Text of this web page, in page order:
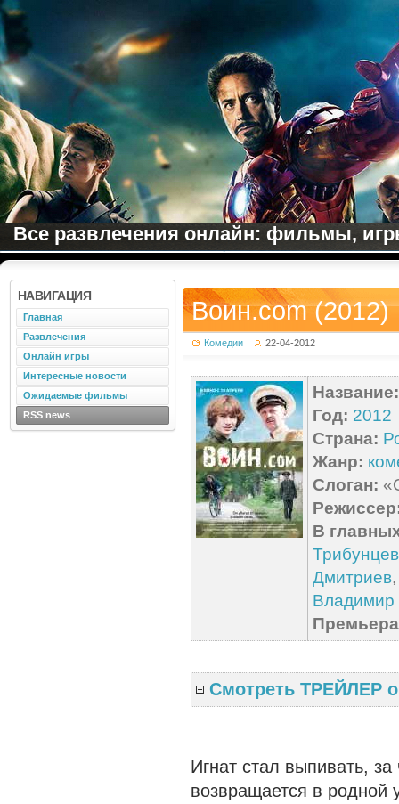
Все развлечения онлайн: фильмы,
Воин.com (2012)
Комедии 22-04-2012
Название:
Год: 2012
Страна:
Жанр:
Слоган:
В
Трибунцев
Дмитриев
Владимир
Смотреть ТРЕЙЛЕР
Игнат стал выпивать,
возвращается в родной
НАВИГАЦИЯ
Главная
Развлечения
Онлайн игры
Интересные новости
Ожидаемые фильмы
RSS news